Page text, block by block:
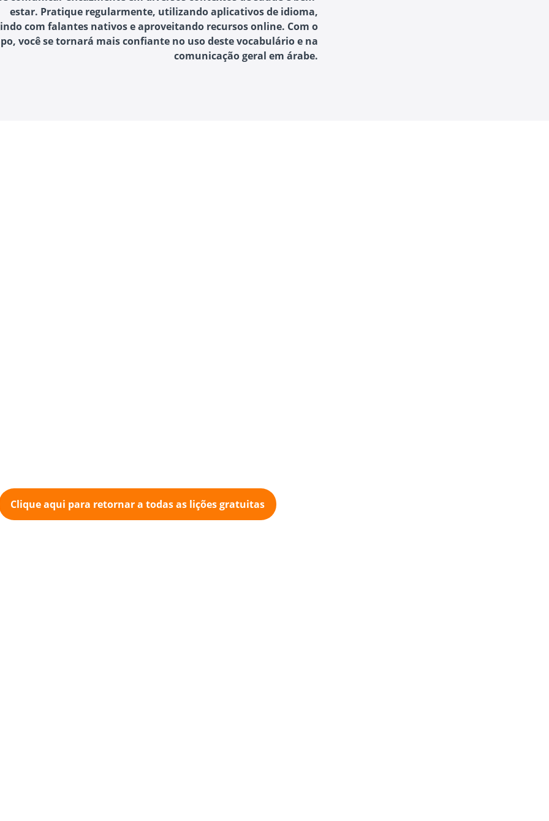
estar. Pratique regularmente, utilizando aplicativos de idioma,
com falantes nativos e aproveitando recursos online. Com o
você se tornará mais confiante no uso deste vocabulário e na
comunicação geral em árabe.
Clique aqui para retornar a todas as lições gratuitas